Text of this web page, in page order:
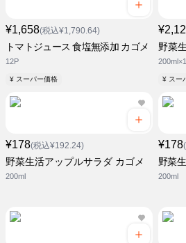
¥1,658(税込¥1,790.64)
トマトジュース 食塩無添加 カゴメ
12P
¥ スーパー価格
野菜
¥ ス
¥178(税込¥192.24)
野菜生活アップルサラダ カゴメ
200ml
¥178
野菜
200ml